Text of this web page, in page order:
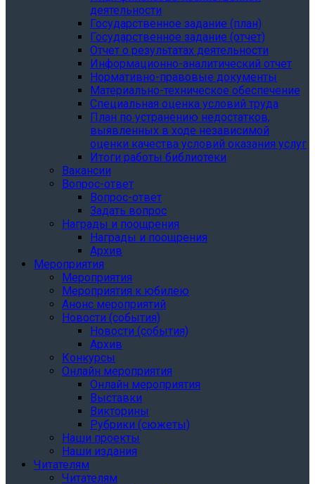
деятельности
Государственное задание (план)
Государственное задание (отчет)
Отчет о результатах деятельности
Информационно-аналитический отчет
Нормативно-правовые документы
Материально-техническое обеспечение
Специальная оценка условий труда
План по устранению недостатков,
выявленных в ходе независимой
оценки качества условий оказания услуг
Итоги работы библиотеки
Вакансии
Вопрос-ответ
Вопрос-ответ
Задать вопрос
Награды и поощрения
Награды и поощрения
Архив
Мероприятия
Мероприятия
Мероприятия к юбилею
Анонс мероприятий
Новости (события)
Новости (события)
Архив
Конкурсы
Онлайн мероприятия
Онлайн мероприятия
Выставки
Викторины
Рубрики (сюжеты)
Наши проекты
Наши издания
Читателям
Читателям